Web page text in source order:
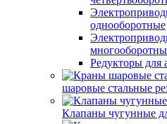
однооборотные
Редукторы для
шаровые стальные
Клапаны чугунные